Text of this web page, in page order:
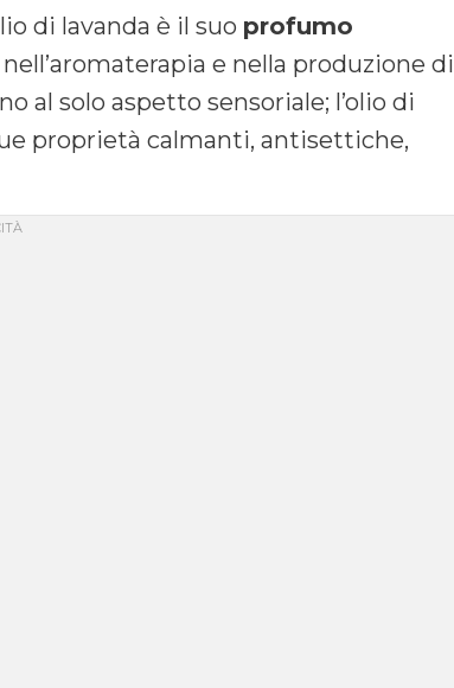
di lavanda è il suo profumo
e nella produzione di
al solo aspetto sensoriale; l’olio di
proprietà calmanti, antisettiche,